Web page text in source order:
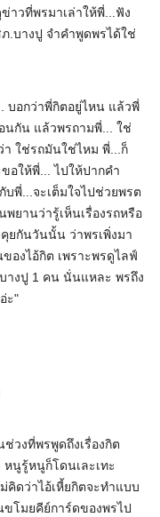
าวที่พรมาเล่าให้พี่...ฟัง
.บางปู จำคำพูดพรได้ใช่
บอกว่าพี่กิตอยู่ไหน แล้วพี่
นกัน แล้วพรถามพี่... ใช่
ใช่รถมันใช่ไหม พี่...ก็
อให้พี่... ไปให้ปากคำ
บพี่...จะเต็มใจไปช่วยพรต
ยานว่ารู้เห็นเรื่องรถหรือ
คุยกันวันนั้น ว่าพรเพิ่งมา
ของไอ้กิต เพราะพรดูไลฟ์
างปู 1 คน นั่นแหละ พรถึง
ะ"
วงที่พรพูดถึงเรื่องกิต
นูรู้หนูก็โดนเละเทะ
คิดว่าไอ้เหี้ยกิตจะทำแบบ
โมยคีย์การ์ดของพรไป